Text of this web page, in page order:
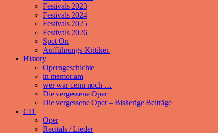
Festivals 2023
Festivals 2024
Festivals 2025
Festivals 2026
Spot On
Aufführungs-Kritiken
History
Operngeschichte
in memoriam
wer war denn noch …
Die vergessene Oper
Die vergessene Oper – Bisherige Beiträge
CD
Oper
Recitals / Lieder